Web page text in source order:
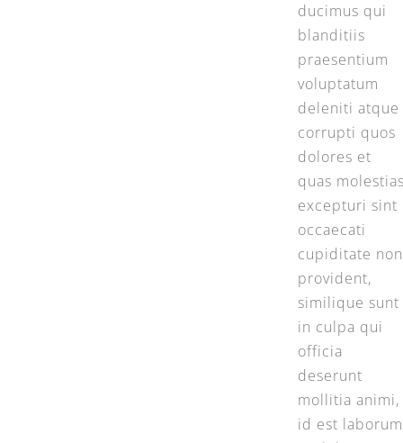
ducimus qui
blanditiis
praesentium
voluptatum
deleniti atque
corrupti quos
dolores et
quas
excepturi sint
occaecati
cupiditate non
provident,
similique sunt
in culpa qui
officia
deserunt
mollitia animi,
id est laborum